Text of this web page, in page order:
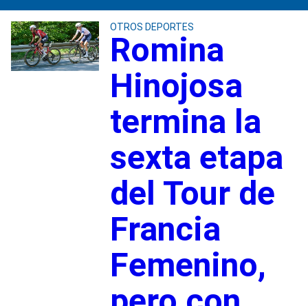
OTROS DEPORTES
Romina
Hinojosa
termina la
sexta etapa
del Tour de
Francia
Femenino,